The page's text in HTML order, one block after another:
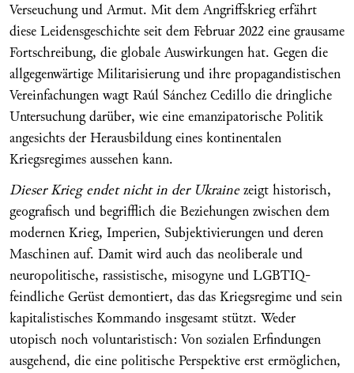
Verseuchung und Armut. Mit dem Angriffskrieg erfährt
diese Leidensgeschichte seit dem Februar 2022 eine grausame
Fortschreibung, die globale Auswirkungen hat. Gegen die
allgegenwärtige Militarisierung und ihre propagandistischen
Vereinfachungen wagt Raúl Sánchez Cedillo die dringliche
Untersuchung darüber, wie eine emanzipatorische Politik
angesichts der Herausbildung eines kontinentalen
Kriegsregimes aussehen kann.
Dieser Krieg endet nicht in der Ukrainezeigt historisch,
geografisch und begrifflich die Beziehungen zwischen dem
modernen Krieg, Imperien, Subjektivierungen und deren
Maschinen auf. Damit wird auch das neoliberale und
neuropolitische, rassistische, misogyne und LGBTIQ-
feindliche Gerüst demontiert, das das Kriegsregime und sein
kapitalistisches Kommando insgesamt stützt. Weder
utopisch noch voluntaristisch: Von sozialen Erfindungen
ausgehend, die eine politische Perspektive erst ermöglichen,